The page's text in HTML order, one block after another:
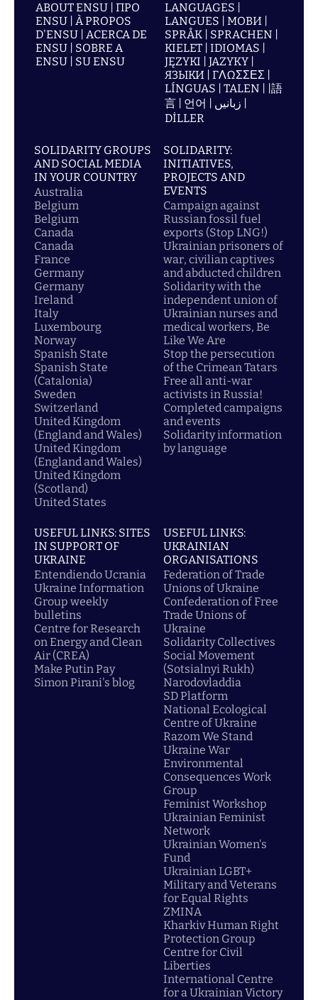
ABOUT ENSU | ПРО
ENSU | À PROPOS
D'ENSU | ACERCA DE
ENSU | SOBRE A
ENSU | SU ENSU
LANGUAGES |
LANGUES | МОВИ |
SPRÅK | SPRACHEN |
KIELET | IDIOMAS |
JĘZYKI | JAZYKY |
ЯЗЫКИ | ΓΛΩΣΣΕΣ |
LÍNGUAS | TALEN | |語
言 | 언어 | زبانیں |
DİLLER
SOLIDARITY GROUPS
AND SOCIAL MEDIA
IN YOUR COUNTRY
Australia
Belgium
Belgium
Canada
Canada
France
Germany
Germany
Ireland
Italy
Luxembourg
Norway
Spanish State
Spanish State
(Catalonia)
Sweden
Switzerland
United Kingdom
(England and Wales)
United Kingdom
(England and Wales)
United Kingdom
(Scotland)
United States
SOLIDARITY:
INITIATIVES,
PROJECTS AND
EVENTS
Campaign against
Russian fossil fuel
exports (Stop LNG!)
Ukrainian prisoners of
war, civilian captives
and abducted children
Solidarity with the
independent union of
Ukrainian nurses and
medical workers, Be
Like We Are
Stop the persecution
of the Crimean Tatars
Free all anti-war
activists in Russia!
Completed campaigns
and events
Solidarity information
by language
USEFUL LINKS: SITES
IN SUPPORT OF
UKRAINE
Entendiendo Ucrania
Ukraine Information
Group weekly
bulletins
Centre for Research
on Energy and Clean
Air (CREA)
Make Putin Pay
Simon Pirani's blog
USEFUL LINKS:
UKRAINIAN
ORGANISATIONS
Federation of Trade
Unions of Ukraine
Confederation of Free
Trade Unions of
Ukraine
Solidarity Collectives
Social Movement
(Sotsialnyi Rukh)
Narodovladdia
SD Platform
National Ecological
Centre of Ukraine
Razom We Stand
Ukraine War
Environmental
Consequences Work
Group
Feminist Workshop
Ukrainian Feminist
Network
Ukrainian Women's
Fund
Ukrainian LGBT+
Military and Veterans
for Equal Rights
ZMINA
Kharkiv Human Right
Protection Group
Centre for Civil
Liberties
International Centre
for a Ukrainian Victory